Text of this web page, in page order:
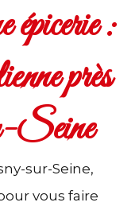
:
près
Seine
sur-Seine,
vous faire